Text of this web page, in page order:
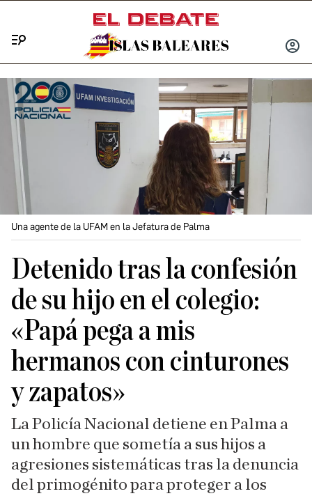
INICIAR
Una agente de la UFAM en la Jefatura de Palma
Detenido tras la confesión
de su hijo en el colegio:
«Papá pega a mis
hermanos con cinturones
y zapatos»
La Policía Nacional detiene en Palma a
un hombre que sometía a sus hijos a
agresiones sistemáticas tras la denuncia
del primogénito para proteger a los